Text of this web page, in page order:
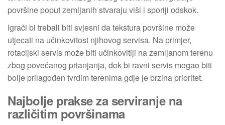
površine poput zemljanih stvaraju viši i sporiji odskok.
Igrači bi trebali biti svjesni da tekstura površine može
utjecati na učinkovitost njihovog servisa. Na primjer,
rotacijski servis može biti učinkovitiji na zemljanom terenu
zbog povećanog prianjanja, dok bi ravni servis mogao biti
bolje prilagođen tvrdim terenima gdje je brzina prioritet.
Najbolje prakse za serviranje na
različitim površinama